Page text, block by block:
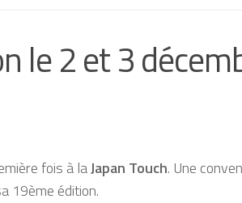
le 2 et 3
fois à laJapan Touch. Une
19ème édition.